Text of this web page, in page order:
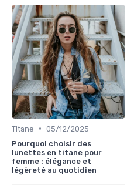
Titane • 05/12/2025
Pourquoi choisir des
lunettes en titane pour
femme : élégance et
légèreté au quotidien